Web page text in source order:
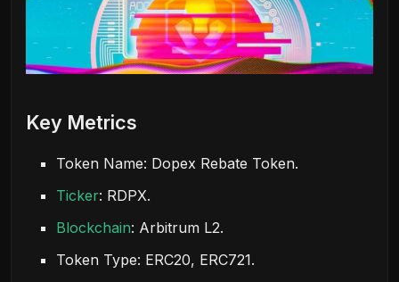
Key Metrics
Token Name: Dopex Rebate Token.
Ticker: RDPX.
Blockchain: Arbitrum L2.
Token Type: ERC20, ERC721.